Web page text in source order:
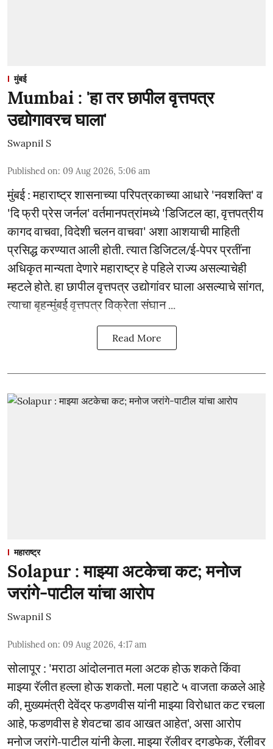
मुंबई
Mumbai : 'हा तर छापील वृत्तपत्र
उद्योगावरच घाला'
Swapnil S
Published on: 09 Aug 2026, 5:06 am
मुंबई : महाराष्ट्र शासनाच्या परिपत्रकाच्या आधारे 'नवशक्ति' व
'दि फ्री प्रेस जर्नल' वर्तमानपत्रांमध्ये 'डिजिटल व्हा, वृत्तपत्रीय
कागद वाचवा, विदेशी चलन वाचवा' अशा आशयाची माहिती
प्रसिद्ध करण्यात आली होती. त्यात डिजिटल/ई-पेपर प्रतींना
अधिकृत मान्यता देणारे महाराष्ट्र हे पहिले राज्य असल्याचेही
म्हटले होते. हा छापील वृत्तपत्र उद्योगांवर घाला असल्याचे सांगत,
त्याचा बृहन्मुंबई वृत्तपत्र विक्रेता संघान ...
Read More
महाराष्ट्र
Solapur : माझ्या अटकेचा कट; मनोज
जरांगे-पाटील यांचा आरोप
Swapnil S
Published on: 09 Aug 2026, 4:17 am
सोलापूर : 'मराठा आंदोलनात मला अटक होऊ शकते किंवा
माझ्या रॅलीत हल्ला होऊ शकतो. मला पहाटे ५ वाजता कळले आहे
की, मुख्यमंत्री देवेंद्र फडणवीस यांनी माझ्या विरोधात कट रचला
आहे, फडणवीस हे शेवटचा डाव आखत आहेत', असा आरोप
मनोज जरांगे-पाटील यांनी केला. माझ्या रॅलीवर दगडफेक, रॅलीवर